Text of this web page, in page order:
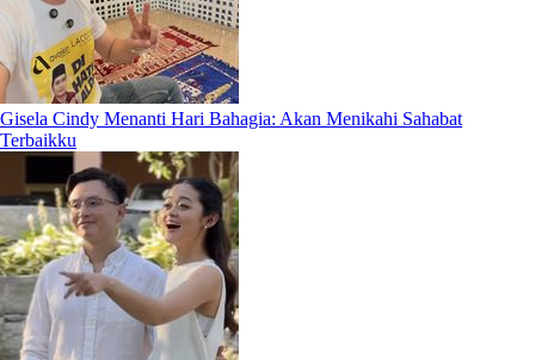
Gisela Cindy Menanti Hari Bahagia: Akan Menikahi Sahabat
Terbaikku